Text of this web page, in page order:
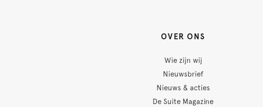
OVER ONS
Wie zijn wij
Nieuwsbrief
Nieuws & acties
De Suite Magazine